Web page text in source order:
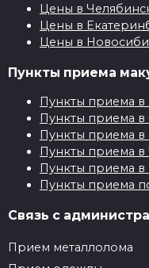
Цены в
Цены в
Цены в
Пункты приема
Пункты приема
Пункты приема в
Пункты приема в
Пункты приема в
Пункты приема в
Пункты приема
Связь с
Прием металлолома